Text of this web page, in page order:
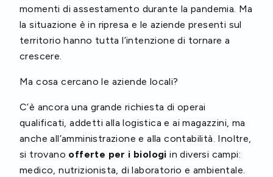
momenti di assestamento durante la pandemia. Ma
la situazione è in ripresa e le aziende presenti sul
territorio hanno tutta l’intenzione di tornare a
crescere.
Ma cosa cercano le aziende locali?
C’è ancora una grande richiesta di operai
qualificati, addetti alla logistica e ai magazzini, ma
anche all’amministrazione e alla contabilità. Inoltre,
si trovano offerte per i biologi in diversi campi:
medico, nutrizionista, di laboratorio e ambientale.